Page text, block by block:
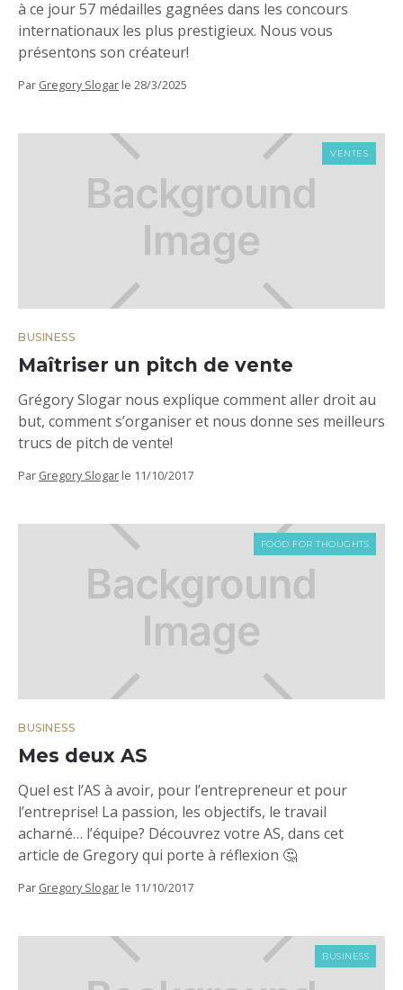
à ce jour 57 médailles gagnées dans les concours
internationaux les plus prestigieux. Nous vous
présentons son créateur!
Par Gregory Slogar le 28/3/2025
VENTES
BUSINESS
Maîtriser un pitch de vente
Grégory Slogar nous explique comment aller droit au
but, comment s’organiser et nous donne ses meilleurs
trucs de pitch de vente!
Par Gregory Slogar le 11/10/2017
FOOD FOR THOUGHTS
BUSINESS
Mes deux AS
Quel est l’AS à avoir, pour l’entrepreneur et pour
l’entreprise! La passion, les objectifs, le travail
acharné… l’équipe? Découvrez votre AS, dans cet
article de Gregory qui porte à réflexion 🤔
Par Gregory Slogar le 11/10/2017
BUSINESS